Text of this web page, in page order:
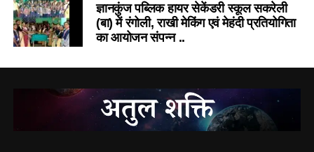
ज्ञानकुंज पब्लिक हायर सेकेंडरी स्कूल सकरेली
(बा) में रंगोली, राखी मेकिंग एवं मेहंदी प्रतियोगिता
का आयोजन संपन्न ..